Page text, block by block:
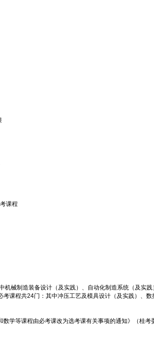
课程
械制造装备设计（及实践）、自动化制造系统（及实
课程共24门：其中冲压工艺及模具设计（及实践）、
学等课程由必考课改为选考课有关事项的通知》（桂